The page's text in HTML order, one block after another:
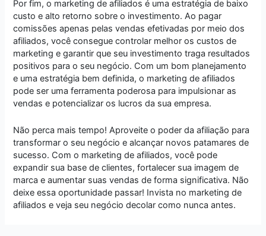
Por fim, o marketing de afiliados é uma estratégia de baixo
custo e alto retorno sobre o investimento. Ao pagar
comissões apenas pelas vendas efetivadas por meio dos
afiliados, você consegue controlar melhor os custos de
marketing e garantir que seu investimento traga resultados
positivos para o seu negócio. Com um bom planejamento
e uma estratégia bem definida, o marketing de afiliados
pode ser uma ferramenta poderosa para impulsionar as
vendas e potencializar os lucros da sua empresa.
Não perca mais tempo! Aproveite o poder da afiliação para
transformar o seu negócio e alcançar novos patamares de
sucesso. Com o marketing de afiliados, você pode
expandir sua base de clientes, fortalecer sua imagem de
marca e aumentar suas vendas de forma significativa. Não
deixe essa oportunidade passar! Invista no marketing de
afiliados e veja seu negócio decolar como nunca antes.